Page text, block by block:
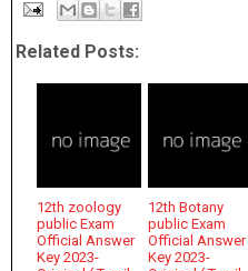
Related Posts:
12th zoology
public Exam
Official Answer
Key 2023-
12th Botany
public Exam
Official Answer
Key 2023-